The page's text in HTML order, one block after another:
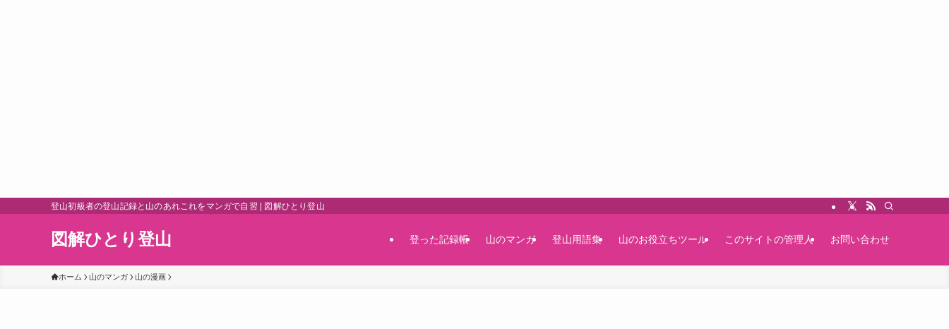
登山初級者の登山記録と山のあれこれをマンガで自習 | 図解ひとり登山
図解ひとり登山 登った記録帳 山のマンガ 登山用語集 山のお役立ちツール このサイトの管理人 お問い合わせ
ホーム 山のマンガ 山の漫画